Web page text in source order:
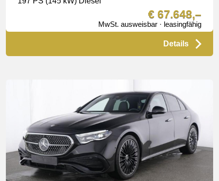
€ 67.648,–
MwSt. ausweisbar · leasingfähig
Details